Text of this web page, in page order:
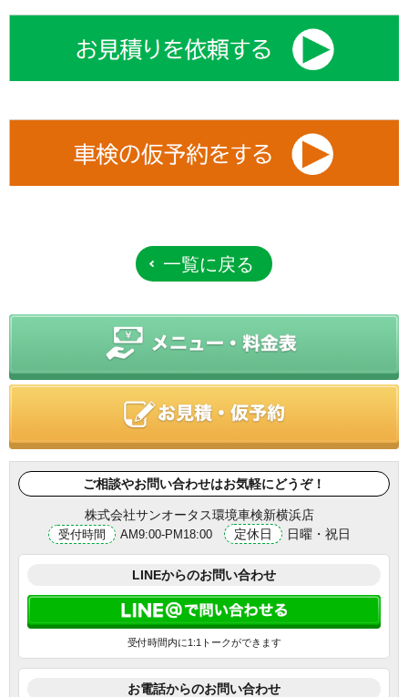
一覧に戻る
ご相談やお問い合わせはお気軽にどうぞ！
株式会社サンオータス環境車検新横浜店
受付時間 AM9:00-PM18:00 定休日 日曜・祝日
LINEからのお問い合わせ
受付時間内に1:1トークができます
お電話からのお問い合わせ